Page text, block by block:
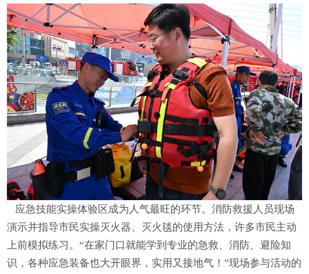
应急技能实操体验区成为人气最旺的环节。消防救援人员现场
演示并指导市民实操灭火器、灭火毯的使用方法，许多市民主动
上前模拟练习。“在家门口就能学到专业的急救、消防、避险知
识，各种应急装备也大开眼界，实用又接地气！”现场参与活动的